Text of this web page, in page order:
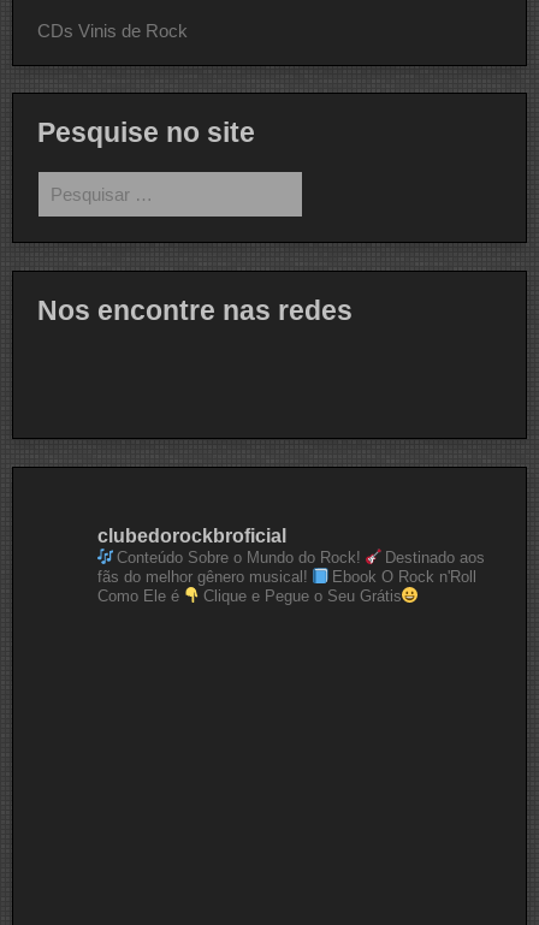
CDs Vinis de Rock
Pesquise no site
por:
Nos encontre nas redes
clubedorockbroficial
Conteúdo Sobre o Mundo do Rock!
Destinado aos
fãs do melhor gênero musical!
Ebook O Rock n'Roll
Como Ele é
Clique e Pegue o Seu Grátis